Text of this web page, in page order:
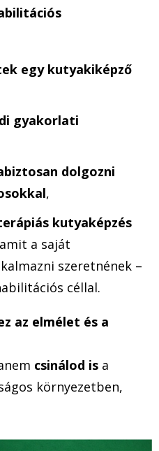
egy kutyakiképző
gyakorlati
dolgozni
,
kutyaképzés
a saját
szeretnének –
céllal.
az elmélet és a
csinálod is a
környezetben,